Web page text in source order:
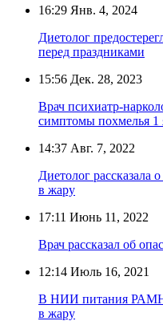
16:29 Янв. 4, 2024
Диетолог
перед праздниками
15:56 Дек. 28, 2023
Врач психиатр-
симптомы похмелья 1
14:37 Авг. 7, 2022
Диетолог рассказала
в жару
17:11 Июнь 11, 2022
Врач рассказал об
12:14 Июль 16, 2021
В НИИ питания РАМН
в жару